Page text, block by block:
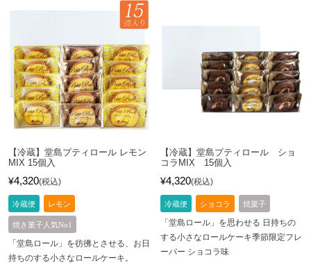
【冷蔵】堂島プティロール レモン
MIX 15個入
¥4,320 税込
冷蔵便 レモン
焼き菓子人気No1
「堂島ロール」を彷彿とさせる、お日
持ちのする小さなロールケーキ。
【冷蔵】堂島プティロール ショ
コラMIX 15個入
¥4,320 税込
冷蔵便 ショコラ 焼菓子
「堂島ロール」を思わせる 日持ちの
する小さなロールケーキ季節限定フレ
ーバー ショコラ味